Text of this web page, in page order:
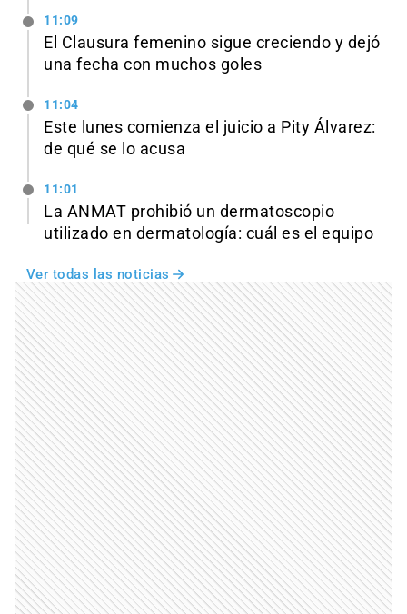
11:09
El Clausura femenino sigue creciendo y dejó
una fecha con muchos goles
11:04
Este lunes comienza el juicio a Pity Álvarez:
de qué se lo acusa
11:01
La ANMAT prohibió un dermatoscopio
utilizado en dermatología: cuál es el equipo
Ver todas las noticias